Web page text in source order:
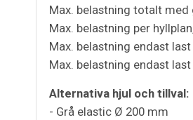
Max. belastning totalt med
Max. belastning per
Max. belastning endast
Max. belastning endast
Alternativa hjul och tillval:
- Grå elastic Ø 200 mm